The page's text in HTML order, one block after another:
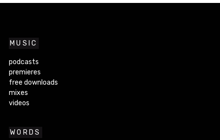
MUSIC
podcasts
premieres
free downloads
mixes
videos
WORDS